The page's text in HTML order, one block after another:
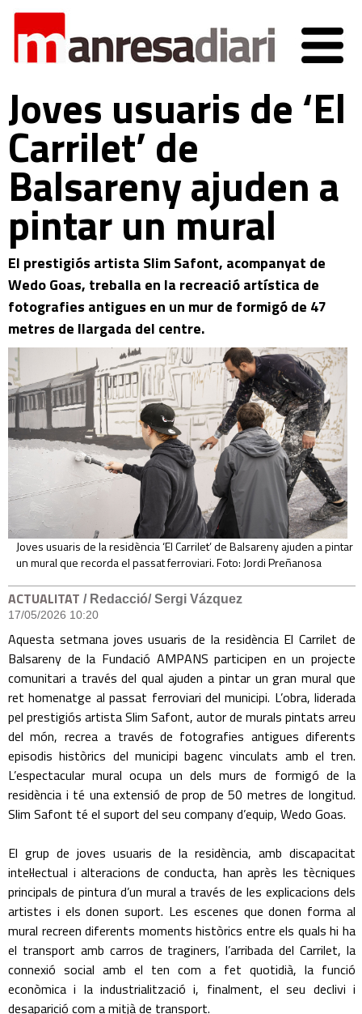
Joves usuaris de ‘El
Carrilet’ de
Balsareny ajuden a
pintar un mural
El prestigiós artista Slim Safont, acompanyat de
Wedo Goas, treballa en la recreació artística de
fotografies antigues en un mur de formigó de 47
metres de llargada del centre.
Joves usuaris de la residència ‘El Carrilet’ de Balsareny ajuden a pintar
un mural que recorda el passat ferroviari. Foto: Jordi Preñanosa
ACTUALITAT / Redacció/ Sergi Vázquez
17/05/2026 10:20
Aquesta setmana joves usuaris de la residència El Carrilet de
Balsareny de la Fundació AMPANS participen en un projecte
comunitari a través del qual ajuden a pintar un gran mural que
ret homenatge al passat ferroviari del municipi. L’obra, liderada
pel prestigiós artista Slim Safont, autor de murals pintats arreu
del món, recrea a través de fotografies antigues diferents
episodis històrics del municipi bagenc vinculats amb el tren.
L’espectacular mural ocupa un dels murs de formigó de la
residència i té una extensió de prop de 50 metres de longitud.
Slim Safont té el suport del seu company d’equip, Wedo Goas.
El grup de joves usuaris de la residència, amb discapacitat
intel·lectual i alteracions de conducta, han après les tècniques
principals de pintura d’un mural a través de les explicacions dels
artistes i els donen suport. Les escenes que donen forma al
mural recreen diferents moments històrics entre els quals hi ha
el transport amb carros de traginers, l’arribada del Carrilet, la
connexió social amb el ten com a fet quotidià, la funció
econòmica i la industrialització i, finalment, el seu declivi i
desaparició com a mitjà de transport.